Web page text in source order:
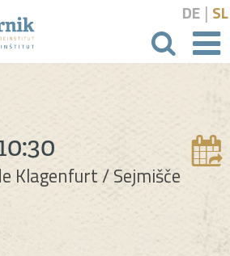
DE | SL
Klagenfurt / Sejmišče